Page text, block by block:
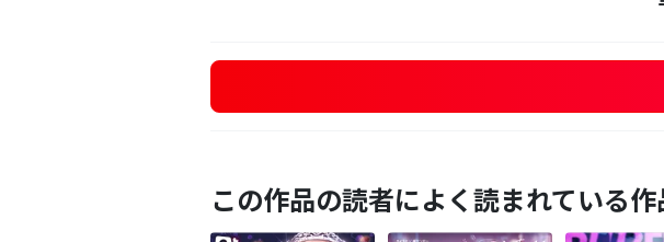
この作品の読者によく読まれている作